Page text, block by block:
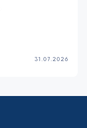
31.07.2026